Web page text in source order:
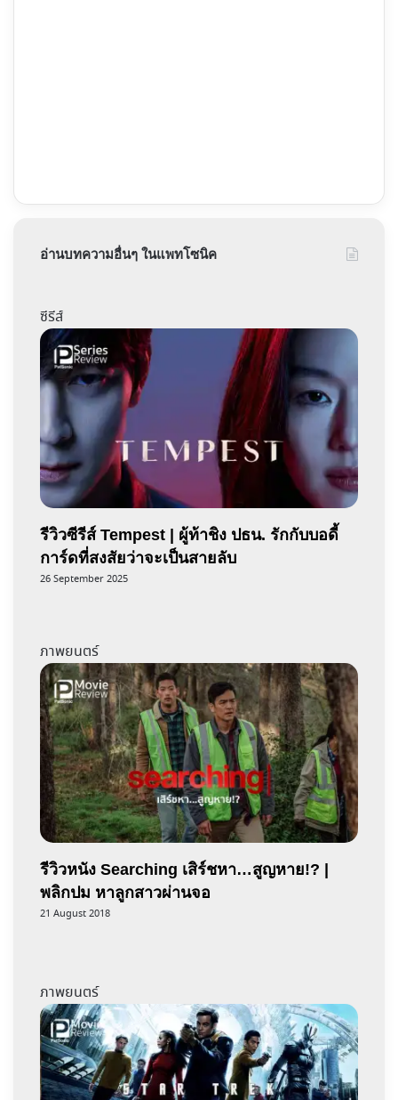
อ่านบทความอื่นๆ ในแพทโซนิค
ซีรีส์
รีวิวซีรีส์ Tempest | ผู้ท้าชิง ปธน. รักกับบอดี้
การ์ดที่สงสัยว่าจะเป็นสายลับ
26 September 2025
ภาพยนตร์
รีวิวหนัง Searching เสิร์ชหา…สูญหาย!? |
พลิกปม หาลูกสาวผ่านจอ
21 August 2018
ภาพยนตร์